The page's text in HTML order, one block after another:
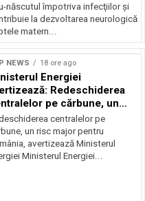
născutul împotriva infecţiilor şi
la dezvoltarea neurologică
matern...
NEWS 18 ore ago
Energiei
Redeschiderea
pe cărbune, un
major pentru România
centralelor pe
un risc major pentru
avertizează Ministerul
Ministerul Energiei...